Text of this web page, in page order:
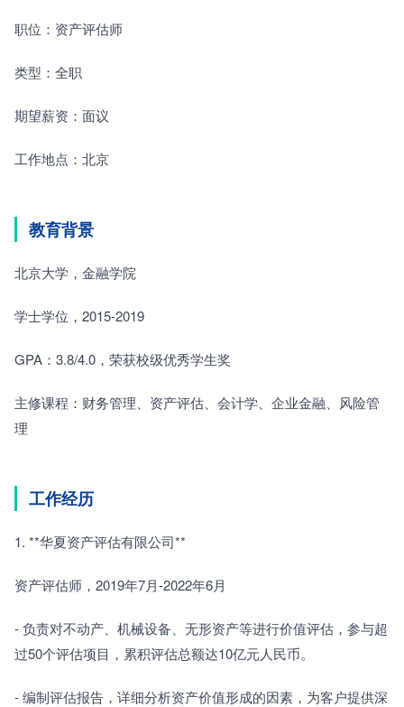
职位：资产评估师
类型：全职
期望薪资：面议
工作地点：北京
教育背景
北京大学，金融学院
学士学位，2015-2019
GPA：3.8/4.0，荣获校级优秀学生奖
主修课程：财务管理、资产评估、会计学、企业金融、风险管
理
工作经历
1. **华夏资产评估有限公司**
资产评估师，2019年7月-2022年6月
- 负责对不动产、机械设备、无形资产等进行价值评估，参与超
过50个评估项目，累积评估总额达10亿元人民币。
- 编制评估报告，详细分析资产价值形成的因素，为客户提供深